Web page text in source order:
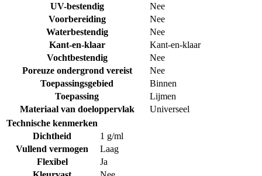
UV-bestendig
Nee
Voorbereiding
Nee
Waterbestendig
Nee
Kant-en-klaar
Kant-en-klaar
Vochtbestendig
Nee
Poreuze ondergrond vereist
Nee
Toepassingsgebied
Binnen
Toepassing
Lijmen
Materiaal van doeloppervlak
Universeel
Technische kenmerken
Dichtheid
1 g/ml
Vullend vermogen
Laag
Flexibel
Ja